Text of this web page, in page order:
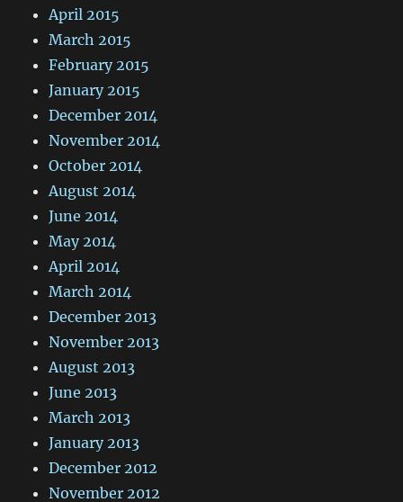
April 2015
March 2015
February 2015
January 2015
December 2014
November 2014
October 2014
August 2014
June 2014
May 2014
April 2014
March 2014
December 2013
November 2013
August 2013
June 2013
March 2013
January 2013
December 2012
November 2012